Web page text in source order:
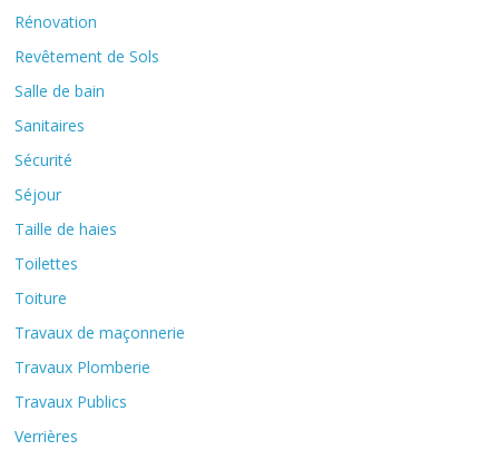
Rénovation
Revêtement de Sols
Salle de bain
Sanitaires
Sécurité
Séjour
Taille de haies
Toilettes
Toiture
Travaux de maçonnerie
Travaux Plomberie
Travaux Publics
Verrières